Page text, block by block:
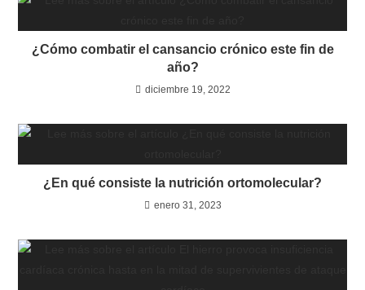
¿Cómo combatir el cansancio crónico este fin de
año?
diciembre 19, 2022
¿En qué consiste la nutrición ortomolecular?
enero 31, 2023